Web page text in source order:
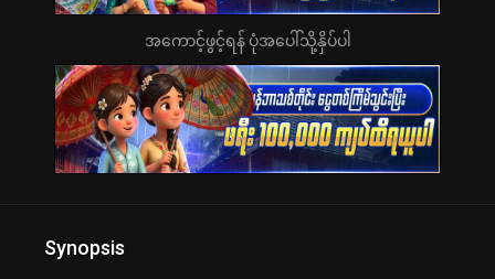
အကောင့်ဖွင့်ရန် ပုံအပေါ်သို့နှိပ်ပါ
Synopsis